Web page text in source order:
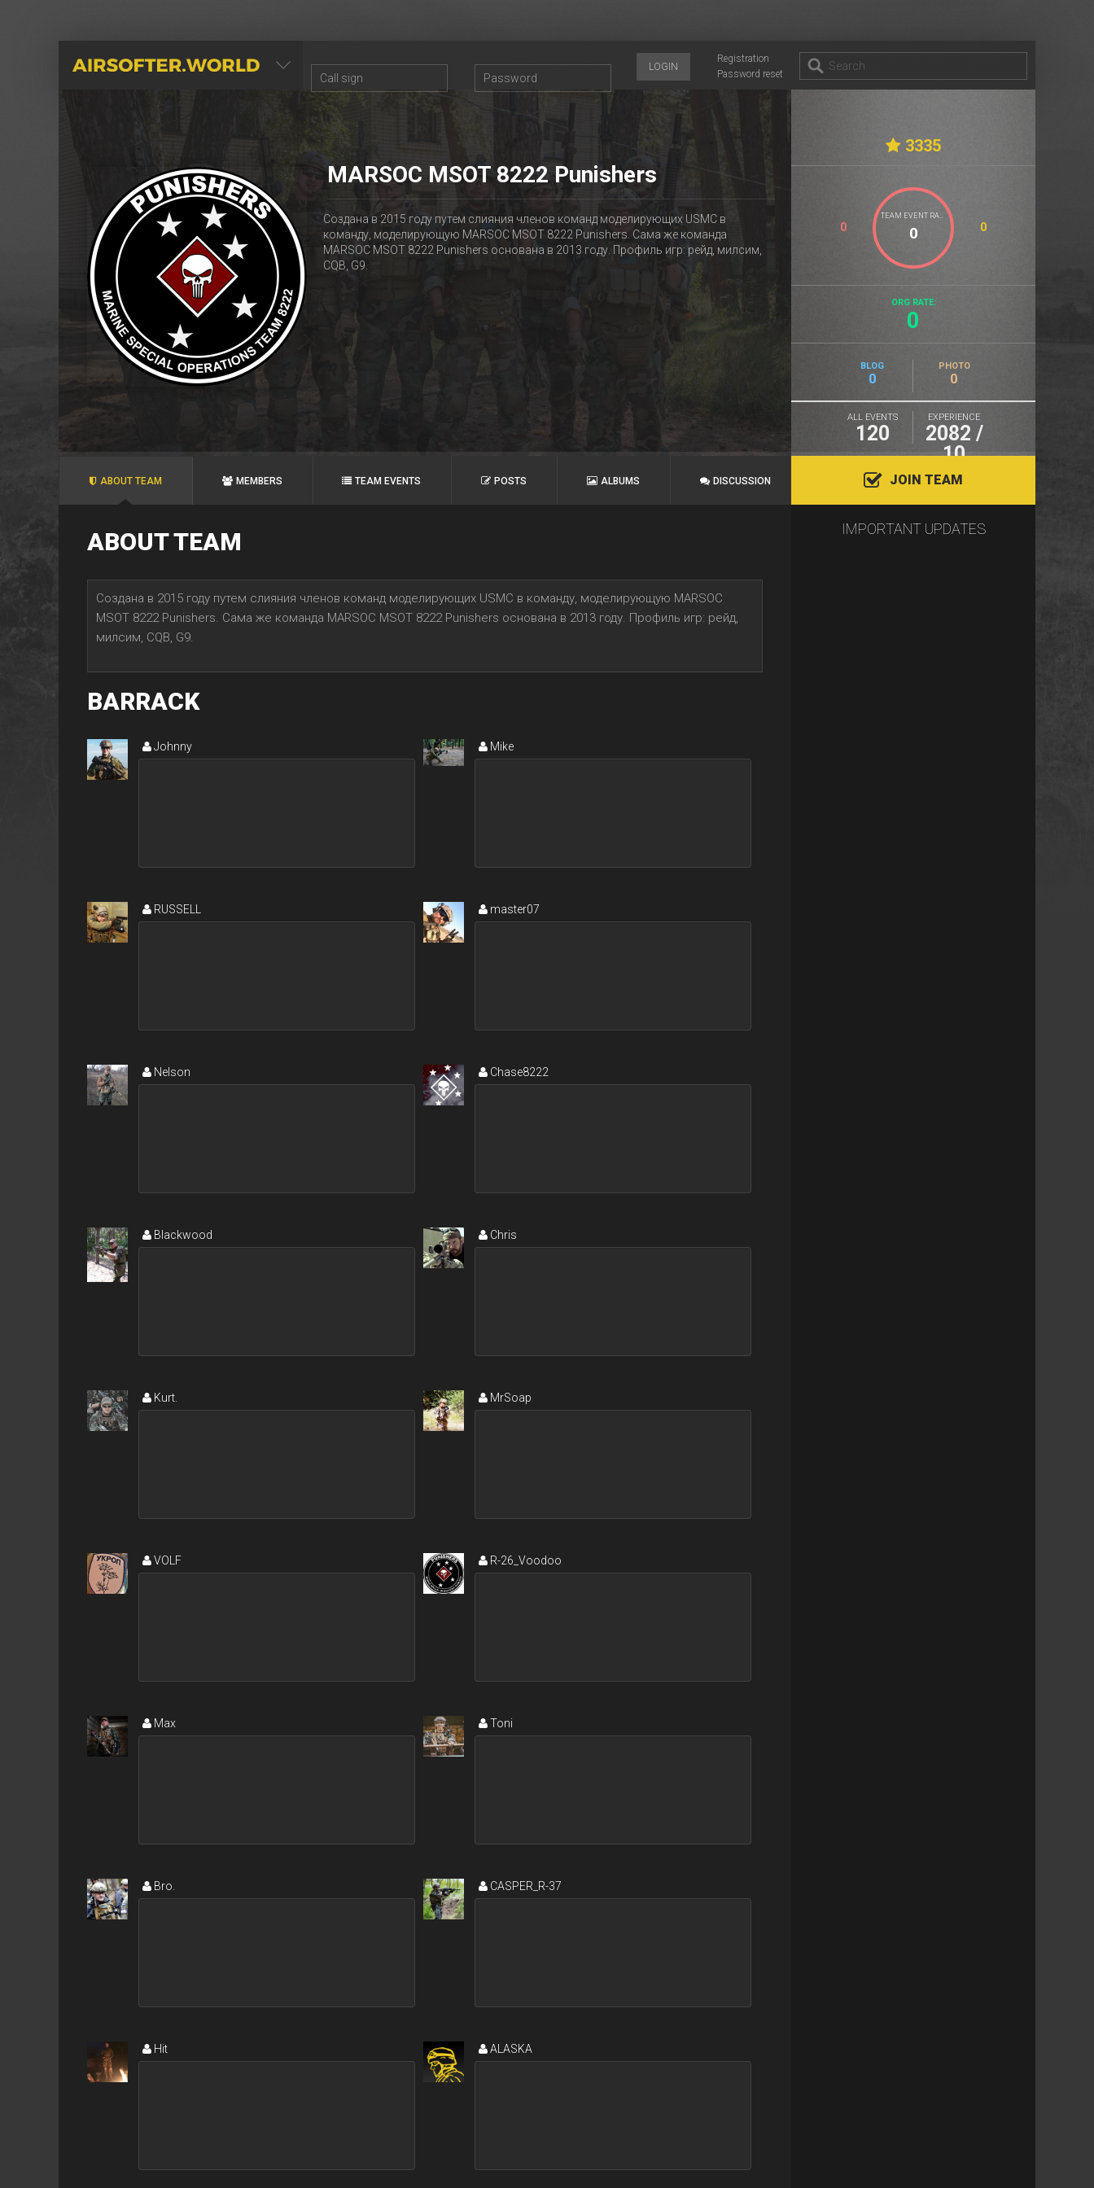
AIRSOFTER.WORLD
Registration
Password reset
LOGIN
MARSOC MSOT 8222 Punishers
Создана в 2015 году путем слияния членов команд моделирующих USMC в
команду, моделирующую MARSOC MSOT 8222 Punishers. Сама же команда
MARSOC MSOT 8222 Punishers основана в 2013 году. Профиль игр: рейд, милсим,
CQB, G9.
3335
0 0
ORG RATE:
0
BLOG
0
PHOTO
0
ALL EVENTS
120
EXPERIENCE
2082 /
10
ABOUT TEAM MEMBERS TEAM EVENTS POSTS ALBUMS DISCUSSION JOIN TEAM
ABOUT TEAM
Создана в 2015 году путем слияния членов команд моделирующих USMC в команду, моделирующую MARSOC
MSOT 8222 Punishers. Сама же команда MARSOC MSOT 8222 Punishers основана в 2013 году. Профиль игр: рейд,
милсим, CQB, G9.
BARRACK
Johnny Mike
RUSSELL master07
Nelson Chase8222
Blackwood Chris
Kurt. MrSoap
VOLF R-26_Voodoo
Мах Toni
Bro. CASPER_R-37
Hit ALASKA
IMPORTANT UPDATES